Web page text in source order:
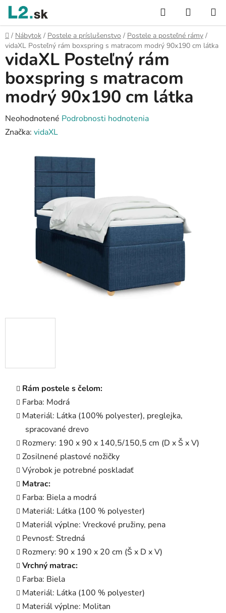
Prejsť
obsah
Hľadať
KOŠÍK
Domov
/ Nábytok / Postele a príslušenstvo / Postele a posteľné rámy /
vidaXL Posteľný rám boxspring s matracom modrý 90x190 cm látka
Rám postele s čelom:
Farba: Modrá
Materiál: Látka (100% polyester), preglejka,
spracované drevo
Rozmery: 190 x 90 x 140,5/150,5 cm (D x Š x V)
Zosilnené plastové nožičky
Výrobok je potrebné poskladať
Matrac:
Farba: Biela a modrá
Materiál: Látka (100 % polyester)
Materiál výplne: Vreckové pružiny, pena
Pevnosť: Stredná
Rozmery: 90 x 190 x 20 cm (Š x D x V)
Vrchný matrac:
Farba: Biela
Materiál: Látka (100 % polyester)
Materiál výplne: Molitan
vidaXL Posteľný rám
boxspring s matracom
modrý 90x190 cm látka
Priemerné
hodnotenie
hviezdičiek.
Neohodnotené Podrobnosti hodnotenia
Značka: vidaXL